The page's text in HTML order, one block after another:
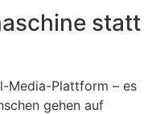
statt
Media-Plattform – es
gehen auf